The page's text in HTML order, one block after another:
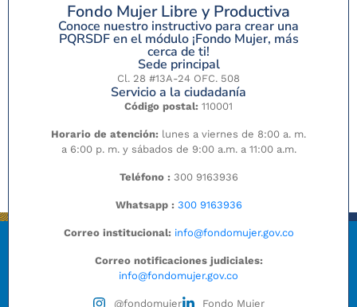
Fondo Mujer Libre y Productiva
Conoce nuestro instructivo para crear una
PQRSDF en el módulo ¡Fondo Mujer, más
cerca de ti!
Sede principal
Cl. 28 #13A-24 OFC. 508
Servicio a la ciudadanía
Código postal: 110001
Horario de atención: lunes a viernes de 8:00 a. m.
a 6:00 p. m. y sábados de 9:00 a.m. a 11:00 a.m.
Teléfono : 300 9163936
Whatsapp : 300 9163936
Correo institucional: info@fondomujer.gov.co
Correo notificaciones judiciales:
info@fondomujer.gov.co
@fondomujer
Fondo Mujer